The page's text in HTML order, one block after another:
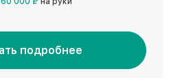
подробнее